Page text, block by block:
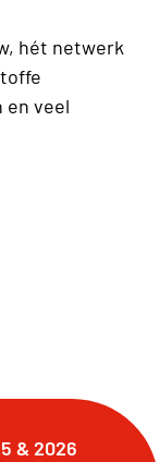
hét netwerk
veel
& 2026